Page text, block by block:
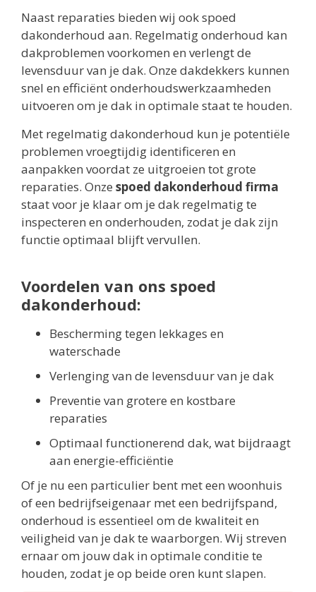
Naast reparaties bieden wij ook spoed
dakonderhoud aan. Regelmatig onderhoud kan
dakproblemen voorkomen en verlengt de
levensduur van je dak. Onze dakdekkers kunnen
snel en efficiënt onderhoudswerkzaamheden
uitvoeren om je dak in optimale staat te houden.
Met regelmatig dakonderhoud kun je potentiële
problemen vroegtijdig identificeren en
aanpakken voordat ze uitgroeien tot grote
reparaties. Onze spoed dakonderhoud firma
staat voor je klaar om je dak regelmatig te
inspecteren en onderhouden, zodat je dak zijn
functie optimaal blijft vervullen.
Voordelen van ons spoed
dakonderhoud:
Bescherming tegen lekkages en
waterschade
Verlenging van de levensduur van je dak
Preventie van grotere en kostbare
reparaties
Optimaal functionerend dak, wat bijdraagt
aan energie-efficiëntie
Of je nu een particulier bent met een woonhuis
of een bedrijfseigenaar met een bedrijfspand,
onderhoud is essentieel om de kwaliteit en
veiligheid van je dak te waarborgen. Wij streven
ernaar om jouw dak in optimale conditie te
houden, zodat je op beide oren kunt slapen.